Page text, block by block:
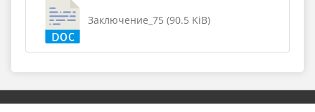
Заключение_75 (90.5 KiB)